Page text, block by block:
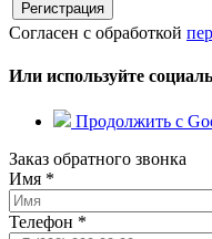
Согласен с обработкой
Или используйте
Продолжить с
Заказ обратного звонка
Имя *
Телефон *